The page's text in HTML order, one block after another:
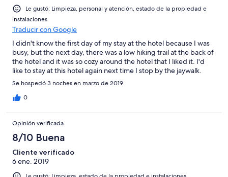
Le gustó: Limpieza, personal y atención, estado de la propiedad e
instalaciones
Traducir con Google
I didn't know the first day of my stay at the hotel because I was
busy, but the next day, there was a low hiking trail at the back of
the hotel and it was so cozy around the hotel that I liked it. I'd
like to stay at this hotel again next time I stop by the jaywalk.
Se hospedó 3 noches en marzo de 2019
0
Opinión verificada
8/10 Buena
Cliente verificado
6 ene. 2019